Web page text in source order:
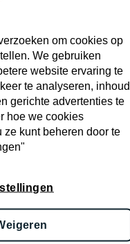
om cookies op
We gebruiken
website ervaring te
te analyseren, inhoud
gerichte advertenties te
hoe we cookies
ze kunt beheren door te